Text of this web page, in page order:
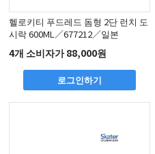
헬로키티 푸드레드 돔형 2단 런치 도
시락 600ML／677212／일본
4개 소비자가 88,000원
로그인하기